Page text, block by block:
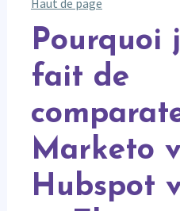
Pourquoi
fait de
Marketo
Hubspot